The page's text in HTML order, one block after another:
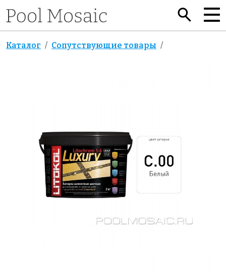
Каталог Сопутствующие товары